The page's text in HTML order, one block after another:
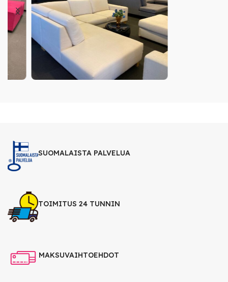
SUOMALAISTA PALVELUA
TOIMITUS 24 TUNNIN
MAKSUVAIHTOEHDOT